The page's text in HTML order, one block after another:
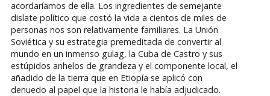
acordaríamos de ella. Los ingredientes de semejante
dislate político que costó la vida a cientos de miles de
personas nos son relativamente familiares. La Unión
Soviética y su estrategia premeditada de convertir al
mundo en un inmenso gulag, la Cuba de Castro y sus
estúpidos anhelos de grandeza y el componente local, el
añadido de la tierra que en Etiopía se aplicó con
denuedo al papel que la historia le había adjudicado.